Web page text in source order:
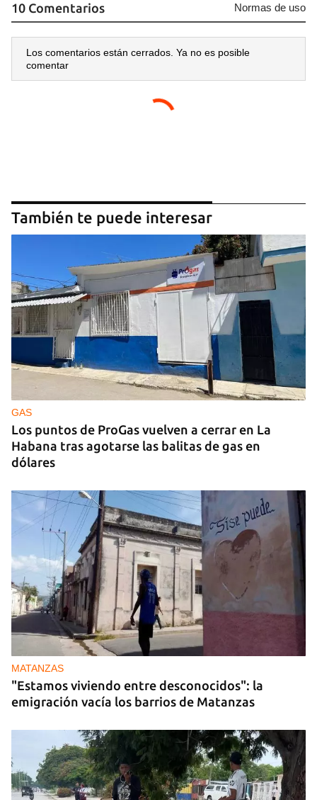
10 Comentarios Normas de uso
Los comentarios están cerrados. Ya no es posible
comentar
También te puede interesar
GAS
Los puntos de ProGas vuelven a cerrar en La
Habana tras agotarse las balitas de gas en
dólares
MATANZAS
"Estamos viviendo entre desconocidos": la
emigración vacía los barrios de Matanzas